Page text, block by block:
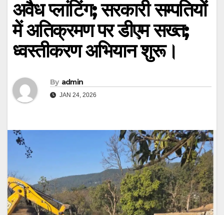
अवैध प्लांटिंग; सरकारी सम्पतियों
में अतिक्रमण पर डीएम सख्त;
ध्वस्तीकरण अभियान शुरू।
By admin
JAN 24, 2026